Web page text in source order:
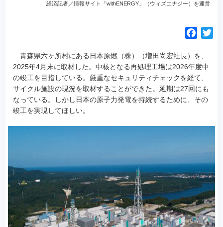
経済記者／情報サイト「withENERGY」（ウィズエナジー）を運営
c
e
b
o
o
青森県六ヶ所村にある日本原燃（株）（増田尚宏社長）を、
2025年4月末に取材した。中核となる再処理工場は2026年度中
の竣工を目指している。厳重なセキュリティチェックを経て、
サイクル施設の現況を取材することができた。延期は27回にも
なっている。しかし日本の原子力発電を持続するために、その
竣工を実現してほしい。